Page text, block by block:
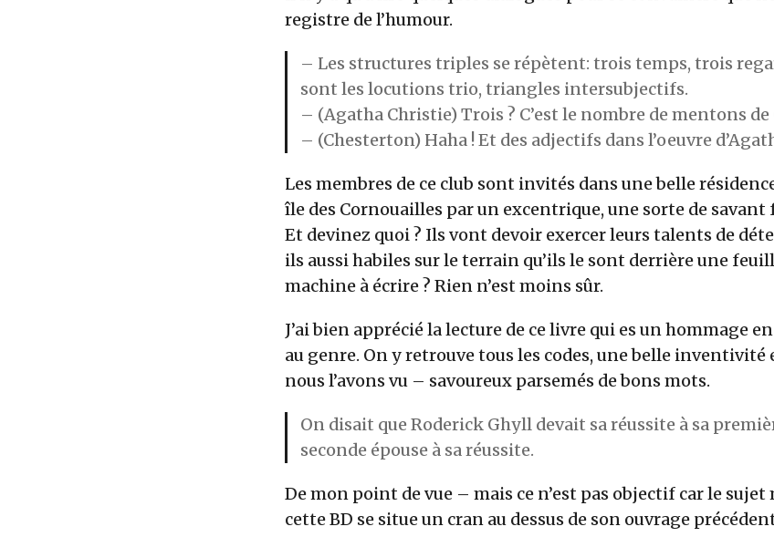
registre de l’humour.
– Les structures triples se répètent: trois temps, trois
sont les locutions trio, triangles intersubjectifs.
– (Agatha Christie) Trois ? C’est le nombre de mentons
– (Chesterton) Haha ! Et des adjectifs dans l’oeuvre
Les membres de ce club sont invités dans une belle
île des Cornouailles par un excentrique, une sorte de savant
Et devinez quoi ? Ils vont devoir exercer leurs talents de
ils aussi habiles sur le terrain qu’ils le sont derrière une
machine à écrire ? Rien n’est moins sûr.
J’ai bien apprécié la lecture de ce livre qui es un hommage
au genre. On y retrouve tous les codes, une belle inventivité
nous l’avons vu – savoureux parsemés de bons mots.
On disait que Roderick Ghyll devait sa réussite à sa
seconde épouse à sa réussite.
De mon point de vue – mais ce n’est pas objectif car le sujet
cette BD se situe un cran au dessus de son ouvrage